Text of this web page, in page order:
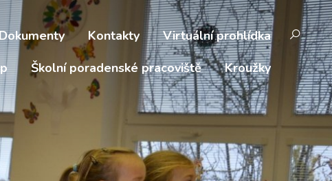
Dokumenty Kontakty
Virtuální prohlídka
Školní poradenské pracoviště Kroužky